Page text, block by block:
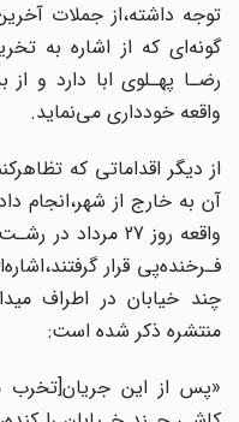
توجه داشته،از‌ جملات‌‌
گونه‌ای که از اشاره به
رضـا پهـلوی ابا دارد‌ و
واقعه خودداری‌ می‌نماید.
از دیگر اقداماتی که
آن به خارج از‌ شهر‌،انجام‌
واقعه‌ روز‌ 27 مرداد
فـرخنده‌پی قرار
چند خیابان‌ در‌ اطراف‌
منتشره‌ ذکر‌ شده‌ است‌:
«پس‌ از این جریان‌[تخرب